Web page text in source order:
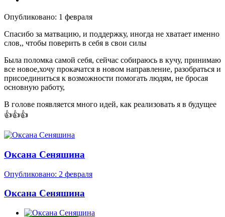
Опубликовано: 1 февраля
Спасибо за матвацию, и поддержку, иногда не хватает именно
слов,, чтобы поверить в себя в свои силы
Была поломка самой себя, сейчас собираюсь в кучу, принимаю
все новое,хочу прокачатся в новом направление, разобраться и
присоединиться к возможности помогать людям, не бросая
основную работу,
В голове появляется много идей, как реализовать я в будущее
👍👍👍
Оксана Сеняшина
Опубликовано: 2 февраля
Оксана Сеняшина